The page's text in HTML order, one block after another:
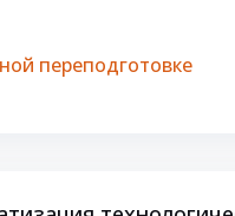
переподготовке